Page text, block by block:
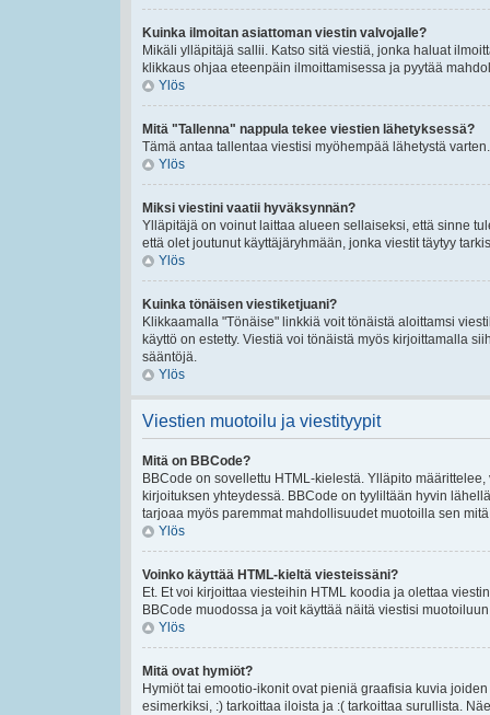
Kuinka ilmoitan asiattoman viestin valvojalle?
Mikäli ylläpitäjä sallii. Katso sitä viestiä, jonka haluat
klikkaus ohjaa eteenpäin ilmoittamisessa ja pyytää
Ylös
Mitä "Tallenna" nappula tekee viestien lähetyksessä?
Tämä antaa tallentaa viestisi myöhempää lähetystä
Ylös
Miksi viestini vaatii hyväksynnän?
Ylläpitäjä on voinut laittaa alueen sellaiseksi, että sinne
että olet joutunut käyttäjäryhmään, jonka viestit täytyy
Ylös
Kuinka tönäisen viestiketjuani?
Klikkaamalla "Tönäise" linkkiä voit tönäistä aloittamsi
käyttö on estetty. Viestiä voi tönäistä myös kirjoittamalla
sääntöjä.
Ylös
Viestien muotoilu ja viestityypit
Mitä on BBCode?
BBCode on sovellettu HTML-kielestä. Ylläpito
kirjoituksen yhteydessä. BBCode on tyyliltään hyvin
tarjoaa myös paremmat mahdollisuudet muotoilla sen
Ylös
Voinko käyttää HTML-kieltä viesteissäni?
Et. Et voi kirjoittaa viesteihin HTML koodia ja olettaa
BBCode muodossa ja voit käyttää näitä viestisi
Ylös
Mitä ovat hymiöt?
Hymiöt tai emootio-ikonit ovat pieniä graafisia kuvia
esimerkiksi, :) tarkoittaa iloista ja :( tarkoittaa surullista.